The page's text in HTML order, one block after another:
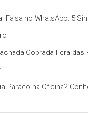
Falsa no WhatsApp: 5
Cobrada Fora das
Parado na Oficina?